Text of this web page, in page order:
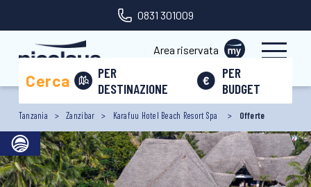
0831 301009
Cerca
PER
DESTINAZIONE
PER
BUDGET
Area riservata
Tanzania Zanzibar Karafuu Hotel Beach Resort Spa Offerte